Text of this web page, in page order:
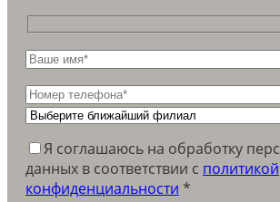
Я соглашаюсь на обработку
данных в соответствии c политикой
конфиденциальности *